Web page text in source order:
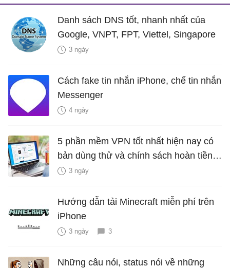
Danh sách DNS tốt, nhanh nhất của
Google, VNPT, FPT, Viettel, Singapore
3 ngày
Cách fake tin nhắn iPhone, chế tin nhắn
Messenger
4 ngày
5 phần mềm VPN tốt nhất hiện nay có
bản dùng thử và chính sách hoàn tiền
miễn phí
3 ngày
Hướng dẫn tải Minecraft miễn phí trên
iPhone
3 ngày 3
Những câu nói, status nói về những